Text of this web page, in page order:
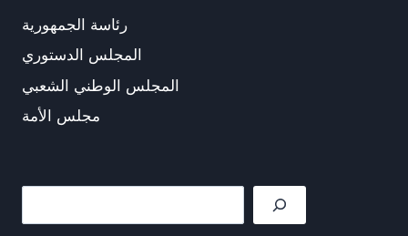
رئاسة الجمهورية
المجلس الدستوري
المجلس الوطني الشعبي
مجلس الأمة